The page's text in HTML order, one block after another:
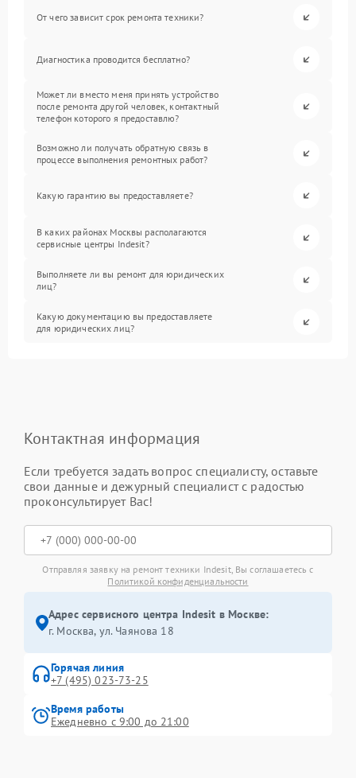
От чего зависит срок ремонта техники?
Диагностика проводится бесплатно?
Может ли вместо меня принять устройство
после ремонта другой человек, контактный
телефон которого я предоставлю?
Возможно ли получать обратную связь в
процессе выполнения ремонтных работ?
Какую гарантию вы предоставляете?
В каких районах Москвы располагаются
сервисные центры Indesit?
Выполняете ли вы ремонт для юридических
лиц?
Какую документацию вы предоставляете
для юридических лиц?
Контактная информация
Если требуется задать вопрос специалисту, оставьте
свои данные и дежурный специалист с радостью
проконсультирует Вас!
Отправляя заявку на ремонт техники Indesit, Вы соглашаетесь с
Политикой конфиденциальности
Адрес сервисного центра Indesit в Москве:
г. Москва, ул. Чаянова 18
Горячая линия
+7 (495) 023-73-25
Время работы
Ежедневно с 9:00 до 21:00